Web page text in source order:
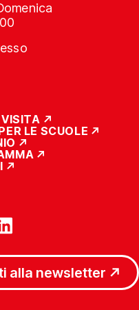
LE SCUOLE
alla newsletter